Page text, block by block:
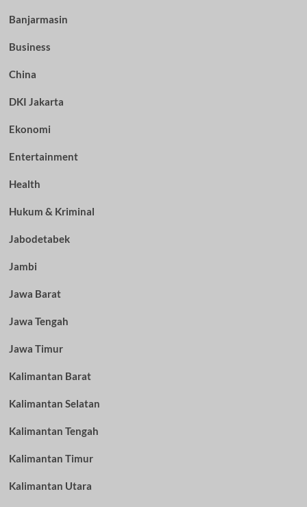
Banjarmasin
Business
China
DKI Jakarta
Ekonomi
Entertainment
Health
Hukum & Kriminal
Jabodetabek
Jambi
Jawa Barat
Jawa Tengah
Jawa Timur
Kalimantan Barat
Kalimantan Selatan
Kalimantan Tengah
Kalimantan Timur
Kalimantan Utara